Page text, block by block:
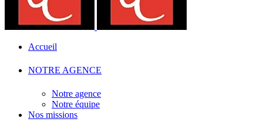
Accueil
NOTRE AGENCE
Notre agence
Notre équipe
Nos missions